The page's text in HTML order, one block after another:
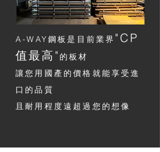
A-WAY鋼板是目前業界 "CP
值最高" 的板材
讓您用國產的價格就能享受進
口的品質
且耐用程度遠超過您的想像